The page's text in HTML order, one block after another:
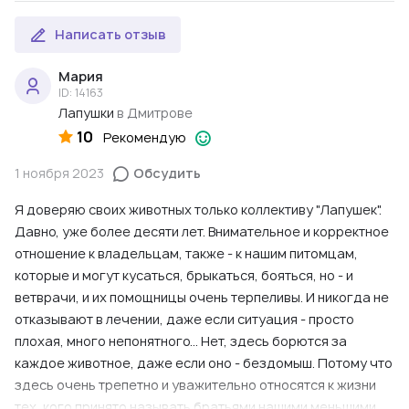
Написать отзыв
Мария
ID: 14163
Лапушки в Дмитрове
10 Рекомендую
1 ноября 2023 Обсудить
Я доверяю своих животных только коллективу "Лапушек".
Давно, уже более десяти лет. Внимательное и корректное
отношение к владельцам, также - к нашим питомцам,
которые и могут кусаться, брыкаться, бояться, но - и
ветврачи, и их помощницы очень терпеливы. И никогда не
отказывают в лечении, даже если ситуация - просто
плохая, много непонятного... Нет, здесь борются за
каждое животное, даже если оно - бездомыш. Потому что
здесь очень трепетно и уважительно относятся к жизни